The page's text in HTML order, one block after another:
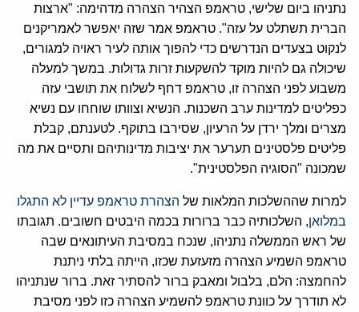
נתניהו ביום שלישי, טראמפ הצהיר הצהרה מדהימה: "ארצות
הברית תשתלט על עזה". טראמפ אמר שזה יאפשר לאמריקנים
לנקוט בצעדים הנדרשים כדי להפוך אותה לעיר ראויה למגורים,
שיכולה גם להיות מוקד להשקעות זרות גדולות. במשך למעלה
משבוע לפני הצהרה זו, טראמפ דחף לשלוח את תושבי עזה
כפליטים למדינות ערב השכנות. הנשיא וצוותו שוחחו עם נשיא
מצרים ומלך ירדן על הרעיון, שסירבו בתוקף. לטענתם, קבלת
פליטים פלסטינים תערער את יציבות מדינותיהם ותסיים את מה
שמכונה "הסוגיה הפלסטינית".
למרות שההשלכות המלאות של הצהרת טראמפ עדיין לא התגלו
במלואן, השלכותיה כבר ברורות בכמה היבטים חשובים. תגובתו
של ראש הממשלה נתניהו, שנכח במסיבת העיתונאים שבה
טראמפ השמיע הצהרה מזעזעת שכזו, הייתה בלתי ניתנת
להחמצה: הלם, בלבול ומאבק ברור להסתיר זאת. ברור שנתניהו
לא תודרך על כוונת טראמפ להשמיע הצהרה כזו לפני מסיבת